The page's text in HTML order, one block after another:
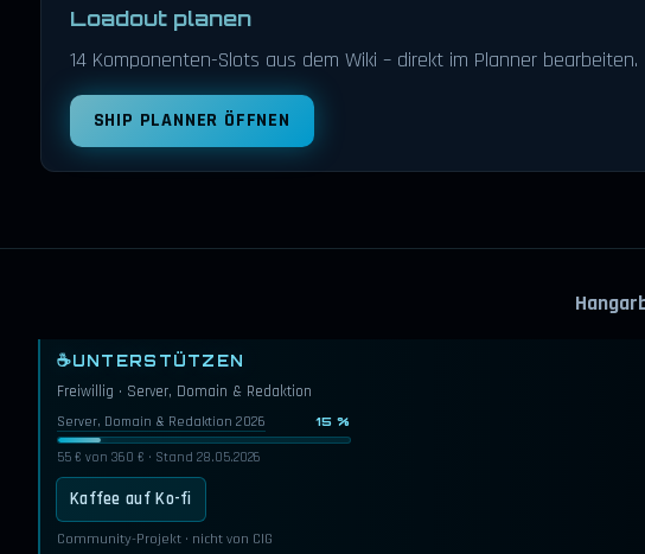
Loadout planen
14 Komponenten-Slots aus dem Wiki – direkt im Planner bearbeiten.
SHIP PLANNER ÖFFNEN
☕UNTERSTÜTZEN
Freiwillig · Server, Domain & Redaktion
Server, Domain & Redaktion 2026 15 %
55 € von 360 € · Stand 28.05.2026
Kaffee auf Ko-fi
Community-Projekt · nicht von CIG